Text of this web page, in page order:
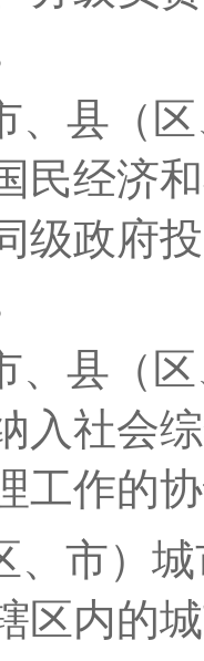
、县（
民经济
级政府
、县（
入社会
工作的
、市）
区内的